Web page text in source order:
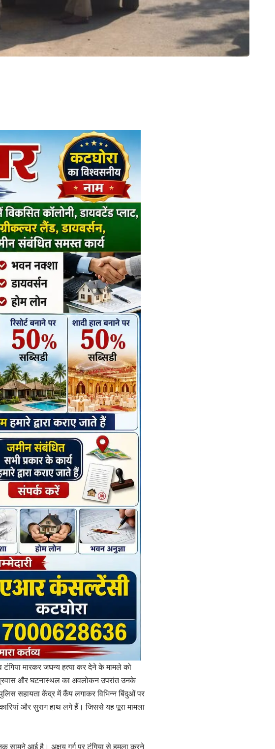
टंगिया मारकर जघन्य हत्या कर देने के मामले को
और घटनास्थल का अवलोकन उपरांत उनके
पुलिस सहायता केंद्र में कैंप लगाकर विभिन्न बिंदुओं पर
और सुराग हाथ लगे हैं। जिससे यह पूरा मामला
सामने आई है। अक्षय गर्ग पर टंगिया से हमला करने